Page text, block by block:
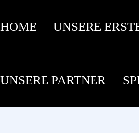
HOME UNSERE
UNSERE PARTNER